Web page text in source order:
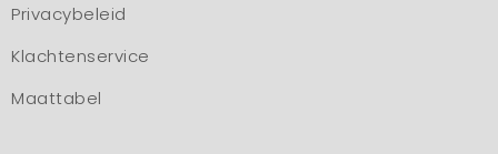
Privacybeleid
Klachtenservice
Maattabel